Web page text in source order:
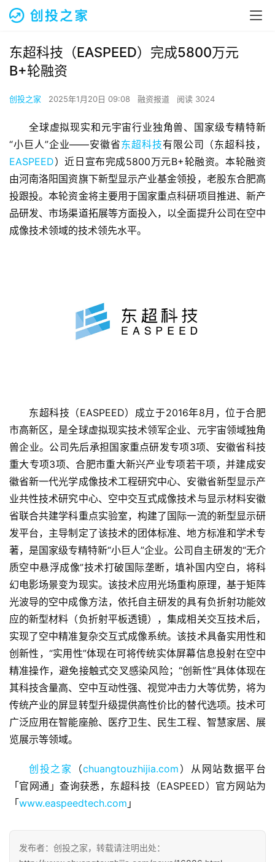
首
页
融
资
报
道
商
业
观
察
初
创
品
布
东超科技（EASPEED）完成5800万元
B+轮融资
创投之家 2025年1月20日 09:08 融资报道 阅读 3024
全球虚拟现实和元宇宙行业独角兽、国家级专精特新
“小巨人”企业——安徽省东超科技有限公司（东超科技，
EASPEED）近日宣布完成5800万元B+轮融资。本轮融资
由河南洛阳国资旗下新型显示产业基金领投，老股东合肥高
投跟投。本轮资金将主要用于国家重点科研项目推进、新产
品研发、市场渠道拓展等方面投入，以全面提升公司在空中
成像技术领域的技术领先水平。
东超科技（EASPEED）成立于2016年8月，位于合肥
市高新区，是全球虚拟现实技术领军企业、元宇宙领域独角
兽企业。公司先后承担国家重点研发专项3项、安徽省科技
重大专项3项、合肥市重大新兴产业专项若干项，并建成安
徽省新一代光学成像技术工程研究中心、安徽省新型显示产
业共性技术研究中心、空中交互式成像技术与显示材料安徽
省联合共建学科重点实验室，构建了国际一流的新型显示研
发平台，主导制定了该技术的团体标准、地方标准和学术专
著，是国家级专精特新“小巨人”企业。公司自主研发的“无介
质空中悬浮成像”技术打破国际垄断，填补国内空白，将科
幻电影场景变为现实。该技术应用光场重构原理，基于矩阵
光波导的空中成像方法，依托自主研发的具有负折射功能效
应的新型材料（负折射平板透镜），集成相关交互技术后，
实现了空中精准复杂交互式成像系统。该技术具备实用性和
创新性，“实用性”体现在可将传统实体屏幕信息投射在空中
精准操作，避免接触式交叉感染风险；“创新性”具体体现在
其科技含量高、空中互动性强、视觉冲击力大等优势，将为
传统产业的屏显转型升级提供高性价比的替代选项。技术可
广泛应用在智能座舱、医疗卫生、民生工程、智慧家居、展
览展示等领域。
创投之家 （chuangtouzhijia.com ）从网站数据平台
「官网通」查询获悉，东超科技（EASPEED）官方网站为
「www.easpeedtech.com 」
发布者：创投之家，转载请注明出处：